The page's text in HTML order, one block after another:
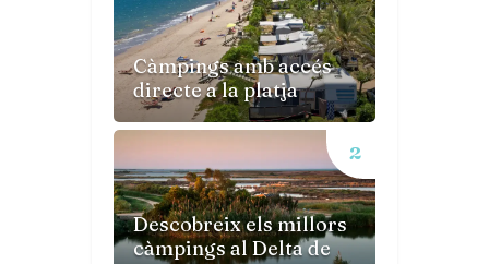
Càmpings amb accés
directe a la platja
Descobreix els millors
càmpings al Delta de